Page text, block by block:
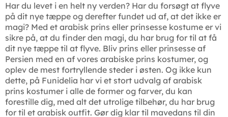
Har du levet i en helt ny verden? Har du forsøgt at flyve
på dit nye tæppe og derefter fundet ud af, at det ikke er
magi? Med et arabisk prins eller prinsesse kostume er vi
sikre på, at du finder den magi, du har brug for til at få
dit nye tæppe til at flyve. Bliv prins eller prinsesse af
Persien med en af vores arabiske prins kostumer, og
oplev de mest fortryllende steder i østen. Og ikke kun
dette, på Funidelia har vi et stort udvalg af arabisk
prins kostumer i alle de former og farver, du kan
forestille dig, med alt det utrolige tilbehør, du har brug
for til et arabisk outfit. Gør dig klar til mavedans til din